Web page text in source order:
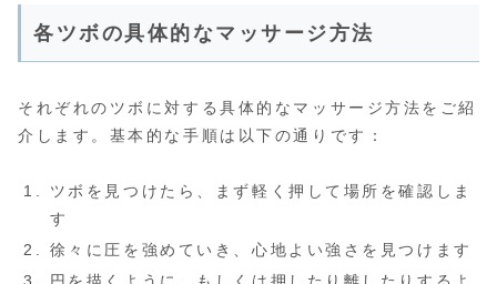
各ツボの具体的なマッサージ方法
それぞれのツボに対する具体的なマッサージ方法をご紹
介します。基本的な手順は以下の通りです：
ツボを見つけたら、まず軽く押して場所を確認しま
す
徐々に圧を強めていき、心地よい強さを見つけます